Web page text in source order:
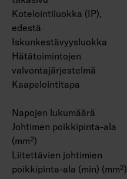
Kotelointiluokka (IP),
edestä
Iskunkestävyysluokka
Hätätoimintojen
valvontajärjestelmä
Kaapelointitapa
Napojen lukumäärä
Johtimen poikkipinta-ala
(mm²)
Liitettävien johtimien
poikkipinta-ala (min) (mm²)